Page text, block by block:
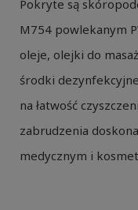
Pokryte są
M754 powlekanym
oleje, olejki do
środki
na łatwość
zabrudzenia
medycznym i